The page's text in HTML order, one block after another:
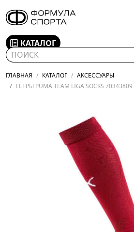
КАТАЛОГ
ГЛАВНАЯ КАТАЛОГ
АКСЕССУАРЫ
ГЕТРЫ PUMA TEAM LIGA SOCKS 70343809